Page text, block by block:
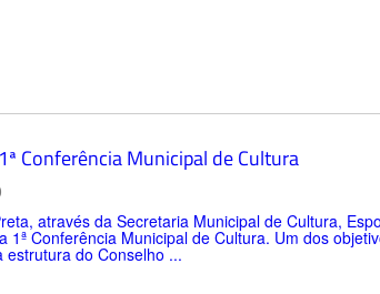
Conferência Municipal de Cultura
através da Secretaria Municipal de Cultura,
1ª Conferência Municipal de Cultura. Um dos
do Conselho ...